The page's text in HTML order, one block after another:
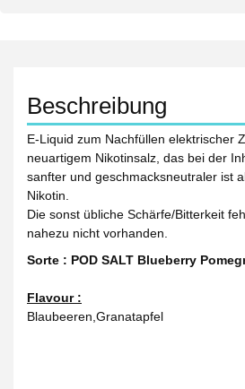
Beschreibung
E-Liquid zum Nachfüllen elektrischer
neuartigem Nikotinsalz, das bei der
sanfter und geschmacksneutraler ist
Nikotin.
Die sonst übliche Schärfe/Bitterkeit
nahezu nicht vorhanden.
Sorte : POD SALT Blueberry
Flavour :
Blaubeeren,Granatapfel